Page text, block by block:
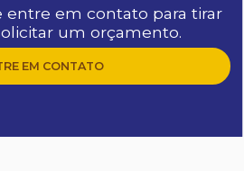
entre em contato para tirar
um orçamento.
EM CONTATO